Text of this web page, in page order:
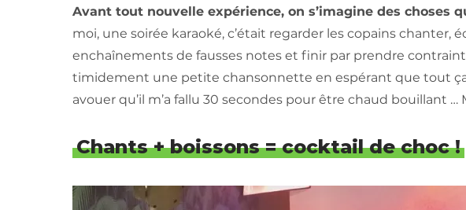
Avant tout nouvelle expérience, on s’imagine des choses
moi, une soirée karaoké, c’était regarder les copains chanter,
enchaînements de fausses notes et finir par prendre
timidement une petite chansonnette en espérant que tout ça
avouer qu’il m’a fallu 30 secondes pour être chaud bouillant …
Chants + boissons = cocktail de choc !